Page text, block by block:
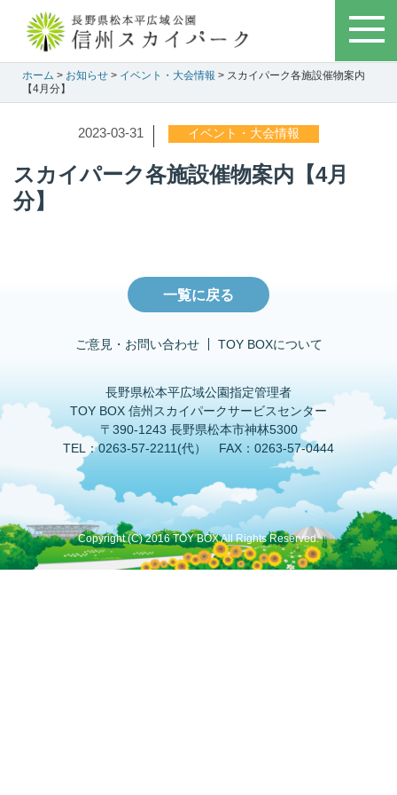
ホーム > お知らせ > イベント・大会情報 > スカイパーク各施設催物案内
【4月分】
2023-03-31 イベント・大会情報
スカイパーク各施設催物案内【4月
分】
一覧に戻る
ご意見・お問い合わせ TOY BOXについて
長野県松本平広域公園指定管理者
TOY BOX 信州スカイパークサービスセンター
〒390-1243 長野県松本市神林5300
TEL：0263-57-2211(代） FAX：0263-57-0444
Copyright (C) 2016 TOY BOX All Rights Reserved.